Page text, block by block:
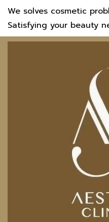
We solves cosmetic
Satisfying your beauty